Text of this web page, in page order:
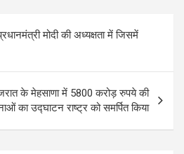
मोदी की अध्यक्षता में जिसमें
के मेहसाणा में 5800 करोड़ रुपये की
का उद्घाटन राष्ट्र को समर्पित किया